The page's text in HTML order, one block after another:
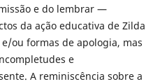
e do lembrar —
da ação educativa de Zilda
ou formas de apologia, mas
e
A reminiscência sobre a